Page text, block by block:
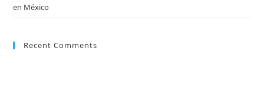
en México
Recent Comments